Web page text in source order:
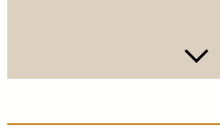
المقيمين بالخارج تحت شعار
خدمة أوراش المغرب 2030”